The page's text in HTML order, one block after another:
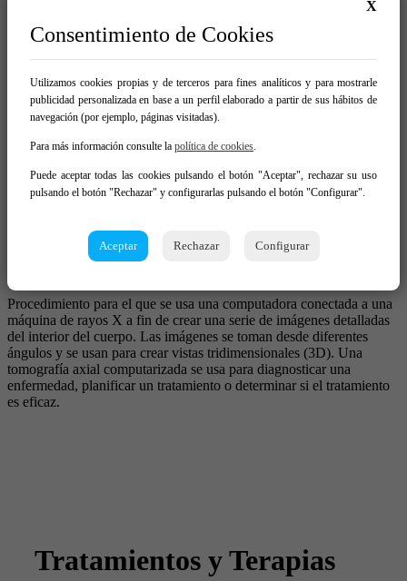
Tomografía por Emisión de Positrones (PET)
La PET emplea pequeñas cantidades de materiales radioactivos
cámara especial y una computadora para evaluar las funciones de
tejidos y órganos. Mediante la identificación de cambios a nivel
celular, la PET puede detectar las manifestaciones tempranas de
enfermedades antes que otros exámenes por imágenes.
Tomografía Axial Computerizada (TAC)
Procedimiento para el que se usa una computadora conectada a una
máquina de rayos X a fin de crear una serie de imágenes detalladas
del interior del cuerpo. Las imágenes se toman desde diferentes
ángulos y se usan para crear vistas tridimensionales (3D). Una
tomografía axial computarizada se usa para diagnosticar una
enfermedad, planificar un tratamiento o determinar si el tratamiento
es eficaz.
Tratamientos y Terapias
X
Consentimiento de Cookies
Utilizamos cookies propias y de terceros para fines analíticos y para mostrarle
publicidad personalizada en base a un perfil elaborado a partir de sus hábitos de
navegación (por ejemplo, páginas visitadas).
Para más información consulte la política de cookies.
Puede aceptar todas las cookies pulsando el botón "Aceptar", rechazar su uso
pulsando el botón "Rechazar" y configurarlas pulsando el botón "Configurar".
Aceptar Rechazar Configurar